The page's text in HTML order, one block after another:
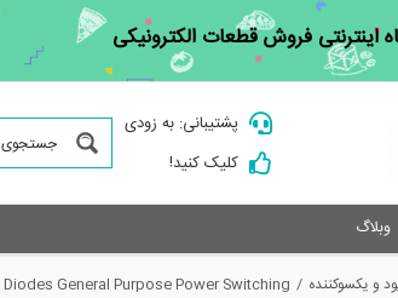
اینترنتی فروش قطعات الکترونیکی
پشتیبانی: به زودی
کلیک کنید!
وبلاگ
و یکسوکننده /
Diodes General Purpose Power Switching